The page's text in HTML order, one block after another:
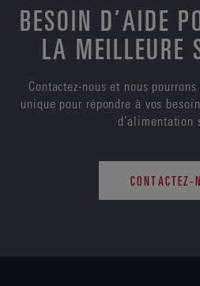
BESOIN D’AIDE
LA MEILLEURE
Contactez-nous et nous
unique pour répondre à vos
d’alimentation
CONTACTEZ-